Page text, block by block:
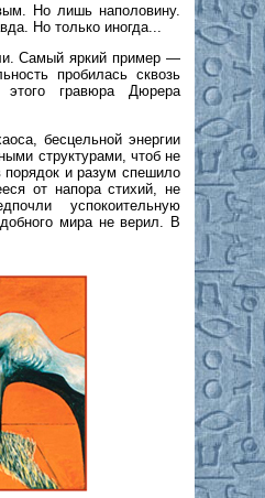
Но лишь наполовину.
Но только иногда...
Самый яркий пример —
пробилась сквозь
гравюра Дюрера
бесцельной энергии
структурами, чтоб не
и разум спешило
от напора стихий, не
успокоительную
мира не верил. В